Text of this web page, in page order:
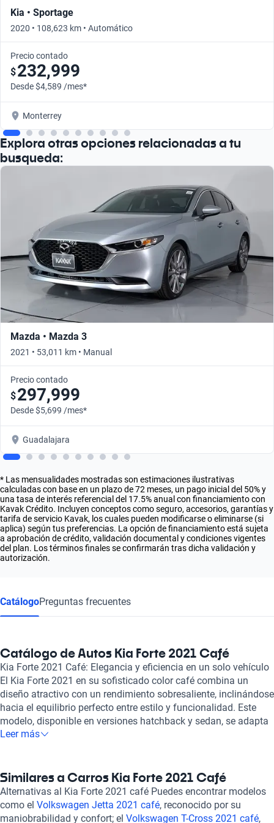
Kia • Sportage
2020 • 108,623 km • Automático
Precio contado
$232,999
Desde $4,589 /mes*
Monterrey
Explora otras opciones relacionadas a tu
busqueda:
Mazda • Mazda 3
2021 • 53,011 km • Manual
Precio contado
$297,999
Desde $5,699 /mes*
Guadalajara
* Las mensualidades mostradas son estimaciones ilustrativas
calculadas con base en un plazo de 72 meses, un pago inicial del 50% y
una tasa de interés referencial del 17.5% anual con financiamiento con
Kavak Crédito. Incluyen conceptos como seguro, accesorios, garantías y
tarifa de servicio Kavak, los cuales pueden modificarse o eliminarse (si
aplica) según tus preferencias. La opción de financiamiento está sujeta
a aprobación de crédito, validación documental y condiciones vigentes
del plan. Los términos finales se confirmarán tras dicha validación y
autorización.
CatálogoPreguntas frecuentes
Catálogo de Autos Kia Forte 2021 Café
Kia Forte 2021 Café: Elegancia y eficiencia en un solo vehículo
El Kia Forte 2021 en su sofisticado color café combina un
diseño atractivo con un rendimiento sobresaliente, inclinándose
hacia el equilibrio perfecto entre estilo y funcionalidad. Este
modelo, disponible en versiones hatchback y sedan, se adapta
a tus preferencias y necesidades, ofreciendo un interior
cuero y tela. En su corazón, el Kia Forte 2021 alberga un motor
de cuatro cilindros que varía entre 1.6 y 2.0 litros, brindando
una potencia máxima de entre 147 y 201 caballos de fuerza.
Este rango de rendimiento no solo ofrece emoción al conducir,
Leer más
Similares a Carros Kia Forte 2021 Café
Alternativas al Kia Forte 2021 café Puedes encontrar modelos
como el Volkswagen Jetta 2021 café, reconocido por su
maniobrabilidad y confort; el Volkswagen T-Cross 2021 café,